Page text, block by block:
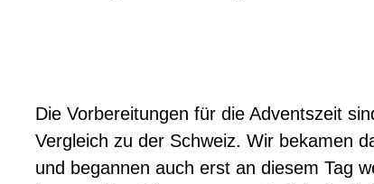
Die Vorbereitungen für die Adventszeit
Vergleich zu der Schweiz. Wir bekamen
und begannen auch erst an diesem Tag